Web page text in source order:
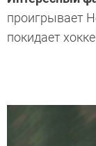
проигрывает
покидает